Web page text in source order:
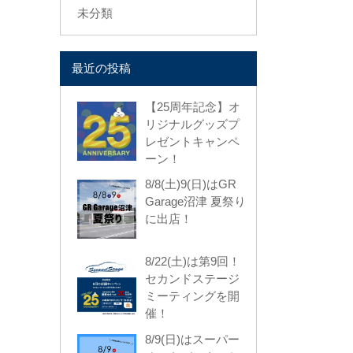
未分類
最近の投稿
【25周年記念】オ
リジナルグッズプ
レゼントキャンペ
ーン！
8/8(土)9(日)はGR
Garage沼津 夏祭り
に出店！
8/22(土)は第9回！
セカンドステージ
ミーティングを開
催！
8/9(日)はスーパー